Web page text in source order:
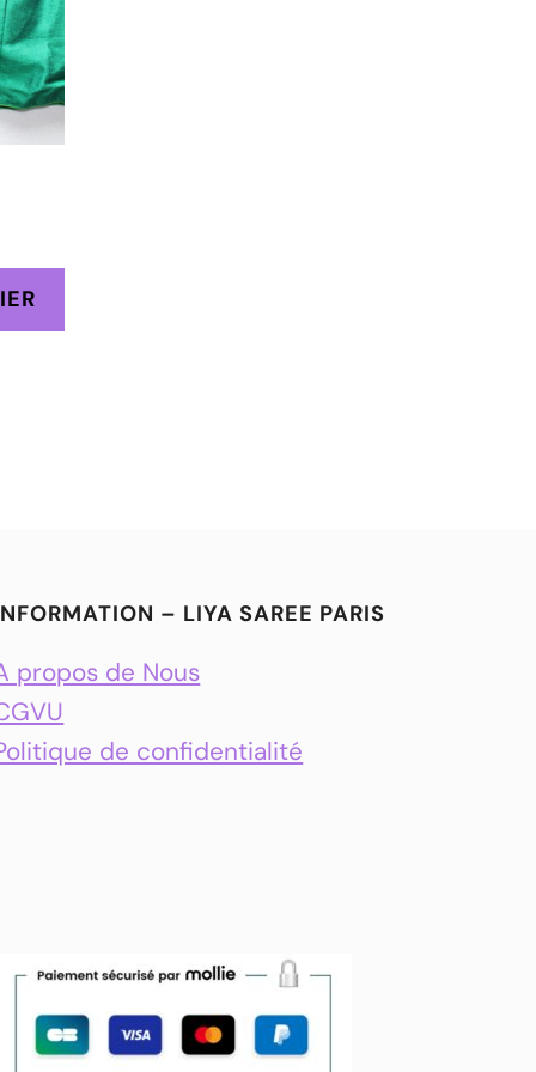
– LIYA SAREE PARIS
propos de Nous
de confidentialité